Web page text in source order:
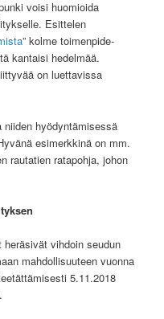
voisi huomioida
Esittelen
” kolme toimenpide-
kantaisi hedelmää.
on luettavissa
hyödyntämisessä
esimerkkinä on mm.
rautatien ratapohja, johon
vihdoin seudun
mahdollisuuteen vuonna
5.11.2018